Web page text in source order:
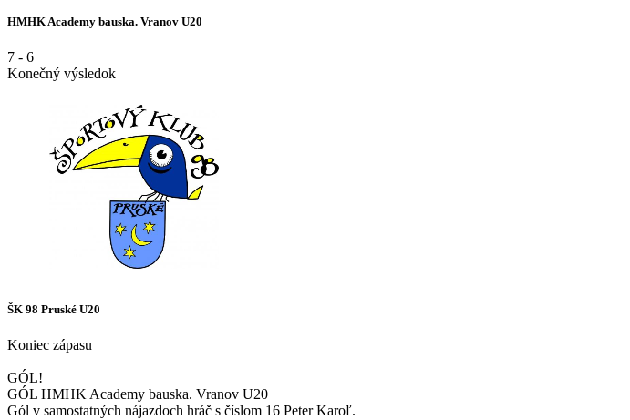
HMHK Academy bauska. Vranov U20
7 - 6
Konečný výsledok
ŠK 98 Pruské U20
Koniec zápasu
GÓL!
GÓL HMHK Academy bauska. Vranov U20
Gól v samostatných nájazdoch hráč s číslom 16 Peter Karoľ.